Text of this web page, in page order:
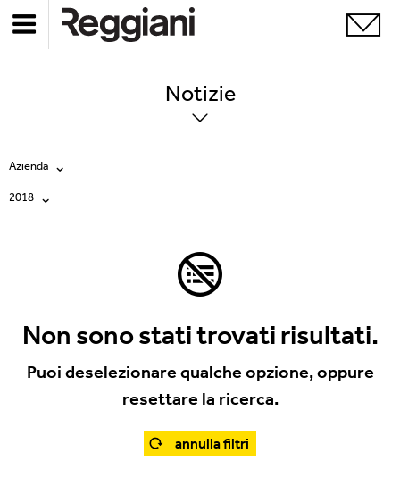
Notizie
Azienda
Tutte
Events
Products
2018
Non sono stati trovati risultati.
Puoi deselezionare qualche opzione, oppure
resettare la ricerca.
annulla filtri